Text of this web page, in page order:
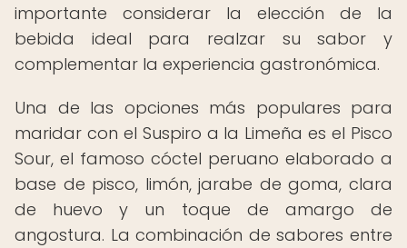
importante considerar la elección de la
bebida ideal para realzar su sabor y
complementar la experiencia gastronómica.
Una de las opciones más populares para
maridar con el Suspiro a la Limeña es el Pisco
Sour, el famoso cóctel peruano elaborado a
base de pisco, limón, jarabe de goma, clara
de huevo y un toque de amargo de
angostura. La combinación de sabores entre